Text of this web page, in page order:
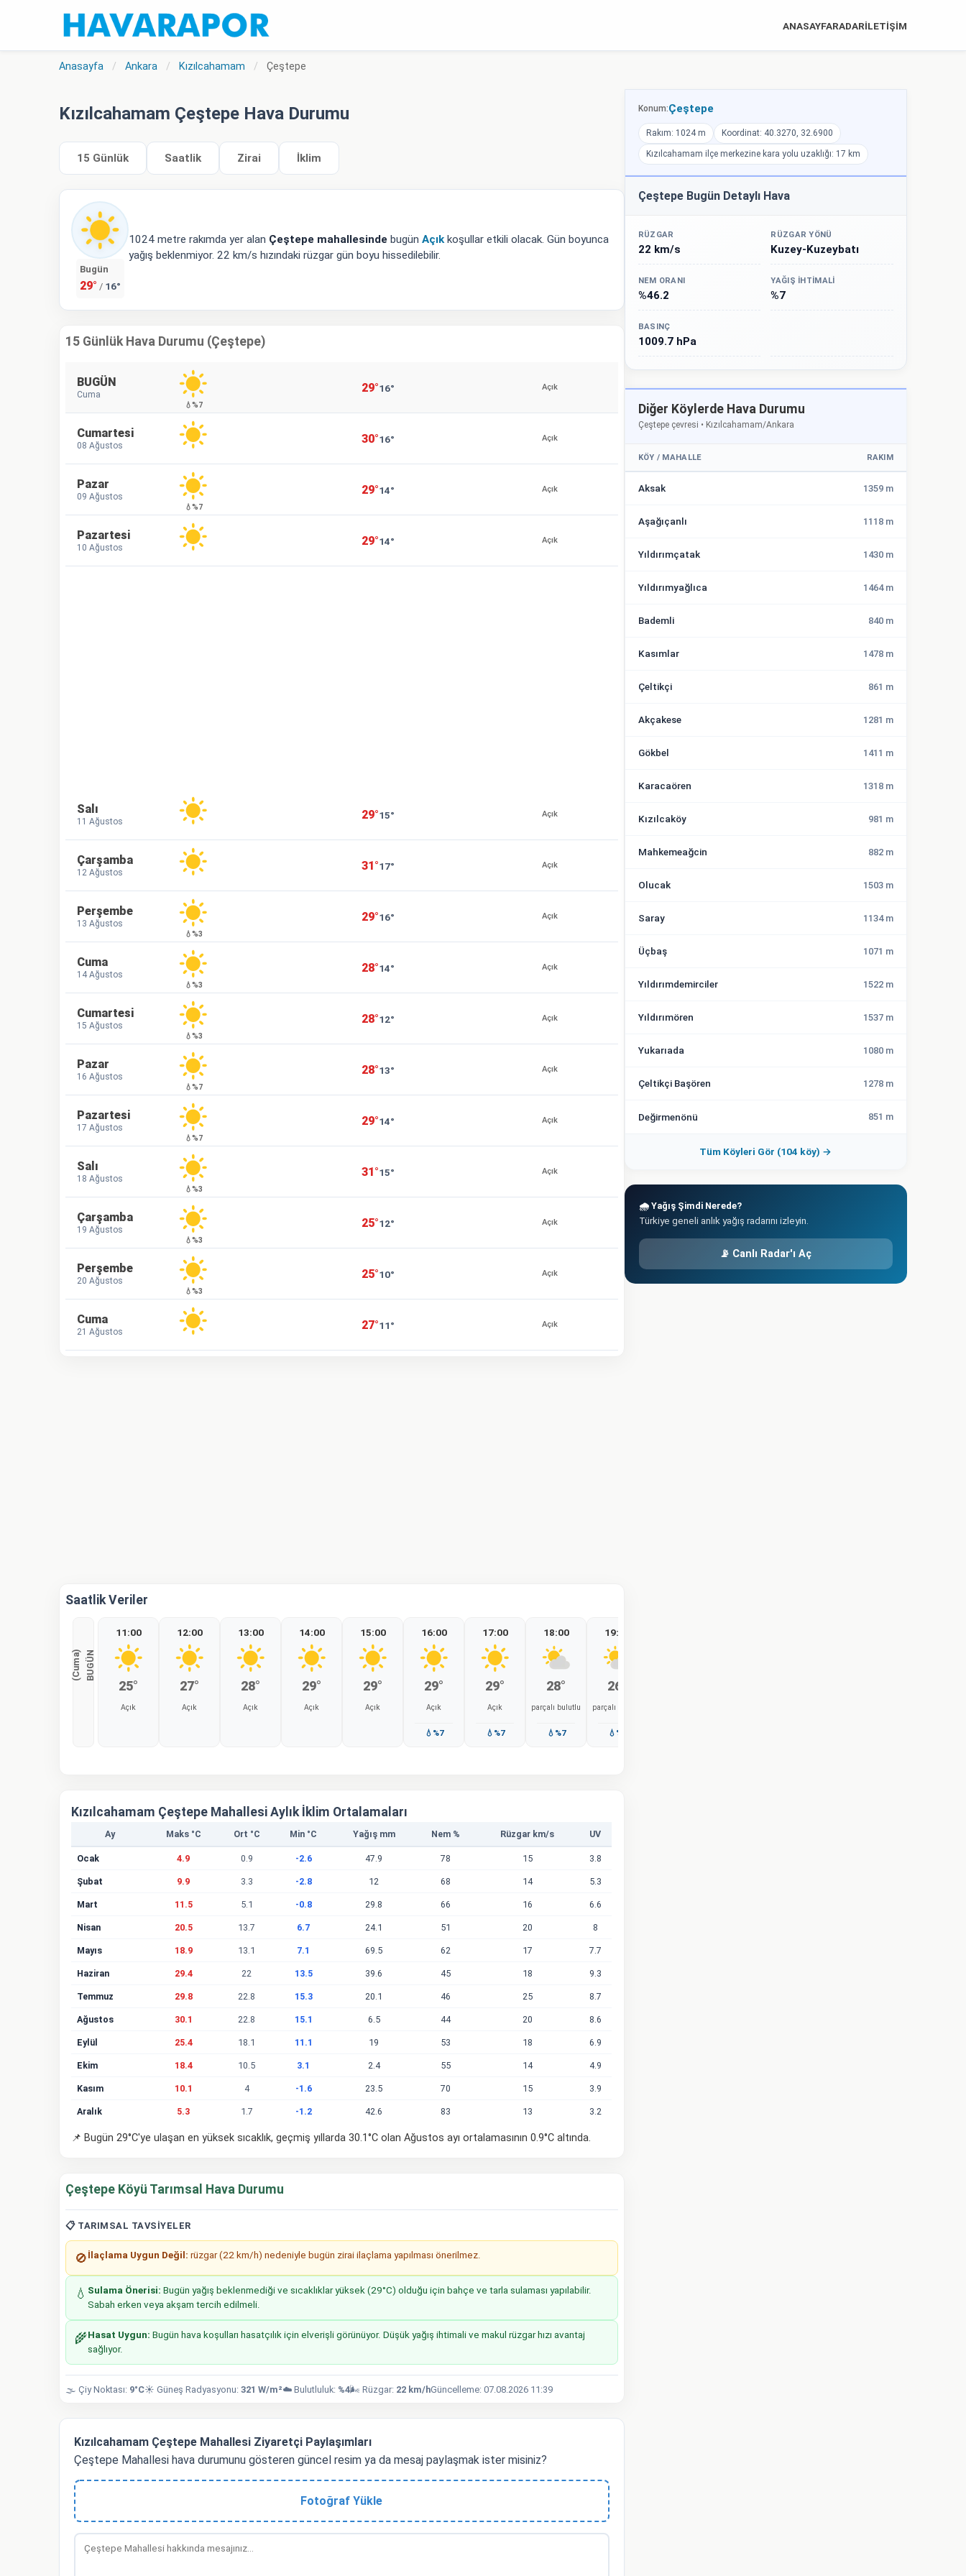
ANASAYFARADARİLETİŞİM
Anasayfa / Ankara / Kızılcahamam / Çeştepe
Kızılcahamam Çeştepe Hava Durumu
15 Günlük Saatlik Zirai İklim
Bugün
29° / 16°
1024 metre rakımda yer alan Çeştepe mahallesinde bugün Açık koşullar etkili olacak. Gün boyunca
yağış beklenmiyor. 22 km/s hızındaki rüzgar gün boyu hissedilebilir.
15 Günlük Hava Durumu (Çeştepe)
BUGÜN
Cuma
💧%7
29°16° Açık
Cumartesi
08 Ağustos 30°16° Açık
Pazar
09 Ağustos
💧%7
29°14° Açık
Pazartesi
10 Ağustos 29°14° Açık
Salı
11 Ağustos 29°15° Açık
Çarşamba
12 Ağustos 31°17° Açık
Perşembe
13 Ağustos
💧%3
29°16° Açık
Cuma
14 Ağustos
💧%3
28°14° Açık
Cumartesi
15 Ağustos
💧%3
28°12° Açık
Pazar
16 Ağustos
💧%7
28°13° Açık
Pazartesi
17 Ağustos
💧%7
29°14° Açık
Salı
18 Ağustos
💧%3
31°15° Açık
Çarşamba
19 Ağustos
💧%3
25°12° Açık
Perşembe
20 Ağustos
💧%3
25°10° Açık
Cuma
21 Ağustos 27°11° Açık
Saatlik Veriler
B
U
G
Ü
N
(
C
u
m
a
)
11:00
25°
Açık
12:00
27°
Açık
13:00
28°
Açık
14:00
29°
Açık
15:00
29°
Açık
16:00
29°
Açık
💧%7
17:00
29°
Açık
💧%7
18:00
28°
parçalı bulutlu
💧%7
19:00
26°
parçalı bulutlu
💧%7
Kızılcahamam Çeştepe Mahallesi Aylık İklim Ortalamaları
Ay Maks °C Ort °C Min °C Yağış mm Nem % Rüzgar km/s UV
Ocak 4.9 0.9 -2.6 47.9 78 15 3.8
Şubat 9.9 3.3 -2.8 12 68 14 5.3
Mart 11.5 5.1 -0.8 29.8 66 16 6.6
Nisan 20.5 13.7 6.7 24.1 51 20 8
Mayıs 18.9 13.1 7.1 69.5 62 17 7.7
Haziran 29.4 22 13.5 39.6 45 18 9.3
Temmuz 29.8 22.8 15.3 20.1 46 25 8.7
Ağustos 30.1 22.8 15.1 6.5 44 20 8.6
Eylül 25.4 18.1 11.1 19 53 18 6.9
Ekim 18.4 10.5 3.1 2.4 55 14 4.9
Kasım 10.1 4 -1.6 23.5 70 15 3.9
Aralık 5.3 1.7 -1.2 42.6 83 13 3.2
📌 Bugün 29°C'ye ulaşan en yüksek sıcaklık, geçmiş yıllarda 30.1°C olan Ağustos ayı ortalamasının 0.9°C altında.
Çeştepe Köyü Tarımsal Hava Durumu
📋 TARIMSAL TAVSIYELER
🚫 İlaçlama Uygun Değil: rüzgar (22 km/h) nedeniyle bugün zirai ilaçlama yapılması önerilmez.
💧 Sulama Önerisi: Bugün yağış beklenmediği ve sıcaklıklar yüksek (29°C) olduğu için bahçe ve tarla sulaması yapılabilir.
Sabah erken veya akşam tercih edilmeli.
🌾Hasat Uygun: Bugün hava koşulları hasatçılık için elverişli görünüyor. Düşük yağış ihtimali ve makul rüzgar hızı avantaj
sağlıyor.
🌫️ Çiy Noktası: 9°C☀️ Güneş Radyasyonu: 321 W/m²☁️ Bulutluluk: %4🌬️ Rüzgar: 22 km/hGüncelleme: 07.08.2026 11:39
Kızılcahamam Çeştepe Mahallesi Ziyaretçi Paylaşımları
Çeştepe Mahallesi hava durumunu gösteren güncel resim ya da mesaj paylaşmak ister misiniz?
Fotoğraf Yükle
Konum:Çeştepe
Rakım: 1024 m Koordinat: 40.3270, 32.6900
Kızılcahamam ilçe merkezine kara yolu uzaklığı: 17 km
Çeştepe Bugün Detaylı Hava
RÜZGAR
22 km/s
RÜZGAR YÖNÜ
Kuzey-Kuzeybatı
NEM ORANI
%46.2
YAĞIŞ İHTIMALI
%7
BASINÇ
1009.7 hPa
Diğer Köylerde Hava Durumu
Çeştepe çevresi • Kızılcahamam/Ankara
KÖY / MAHALLE RAKIM
Aksak 1359 m
Aşağıçanlı 1118 m
Yıldırımçatak 1430 m
Yıldırımyağlıca 1464 m
Bademli 840 m
Kasımlar 1478 m
Çeltikçi 861 m
Akçakese 1281 m
Gökbel 1411 m
Karacaören 1318 m
Kızılcaköy 981 m
Mahkemeağcin 882 m
Olucak 1503 m
Saray 1134 m
Üçbaş 1071 m
Yıldırımdemirciler 1522 m
Yıldırımören 1537 m
Yukarıada 1080 m
Çeltikçi Başören 1278 m
Değirmenönü 851 m
Tüm Köyleri Gör (104 köy) →
🌧️ Yağış Şimdi Nerede?
Türkiye geneli anlık yağış radarını izleyin.
📡 Canlı Radar'ı Aç